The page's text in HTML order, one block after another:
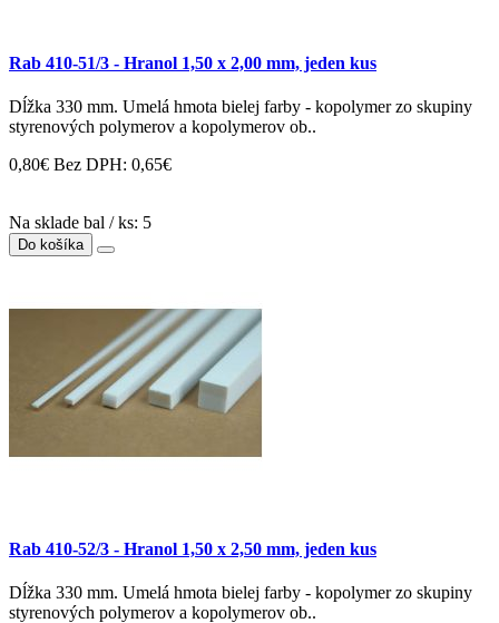
Rab 410-51/3 - Hranol 1,50 x 2,00 mm, jeden kus
Dĺžka 330 mm. Umelá hmota bielej farby - kopolymer zo skupiny
styrenových polymerov a kopolymerov ob..
0,80€ Bez DPH: 0,65€
Na sklade bal / ks: 5
Do košíka
Rab 410-52/3 - Hranol 1,50 x 2,50 mm, jeden kus
Dĺžka 330 mm. Umelá hmota bielej farby - kopolymer zo skupiny
styrenových polymerov a kopolymerov ob..